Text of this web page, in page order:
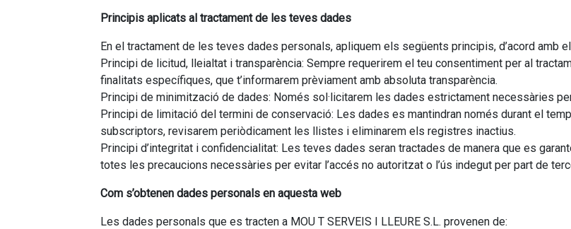
Principis aplicats al tractament de les teves dades
En el tractament de les teves dades personals, apliquem els següents principis, d’acord amb
Principi de licitud, lleialtat i transparència: Sempre requerirem el teu consentiment per al
finalitats específiques, que t’informarem prèviament amb absoluta transparència.
Principi de minimització de dades: Només sol·licitarem les dades estrictament necessàries
Principi de limitació del termini de conservació: Les dades es mantindran només durant el
subscriptors, revisarem periòdicament les llistes i eliminarem els registres inactius.
Principi d’integritat i confidencialitat: Les teves dades seran tractades de manera que es
totes les precaucions necessàries per evitar l’accés no autoritzat o l’ús indegut per part de
Com s’obtenen dades personals en aquesta web
Les dades personals que es tracten a MOU T SERVEIS I LLEURE S.L. provenen de: